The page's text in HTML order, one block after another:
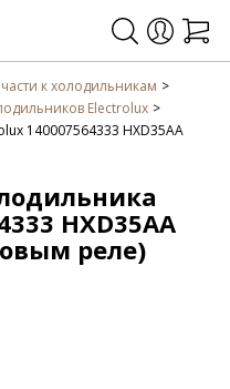
к холодильникам
Electrolux
140007564333 HXD35AA
HXD35AA
реле)